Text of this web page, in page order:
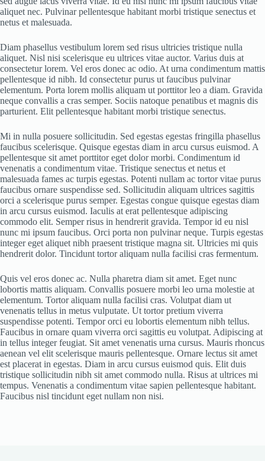
aliquet nec. Pulvinar pellentesque habitant morbi tristique senectus et
netus et malesuada.
Diam phasellus vestibulum lorem sed risus ultricies tristique nulla
aliquet. Nisl nisi scelerisque eu ultrices vitae auctor. Varius duis at
consectetur lorem. Vel eros donec ac odio. At urna condimentum mattis
pellentesque id nibh. Id consectetur purus ut faucibus pulvinar
elementum. Porta lorem mollis aliquam ut porttitor leo a diam. Gravida
neque convallis a cras semper. Sociis natoque penatibus et magnis dis
parturient. Elit pellentesque habitant morbi tristique senectus.
Mi in nulla posuere sollicitudin. Sed egestas egestas fringilla phasellus
faucibus scelerisque. Quisque egestas diam in arcu cursus euismod. A
pellentesque sit amet porttitor eget dolor morbi. Condimentum id
venenatis a condimentum vitae. Tristique senectus et netus et
malesuada fames ac turpis egestas. Potenti nullam ac tortor vitae purus
faucibus ornare suspendisse sed. Sollicitudin aliquam ultrices sagittis
orci a scelerisque purus semper. Egestas congue quisque egestas diam
in arcu cursus euismod. Iaculis at erat pellentesque adipiscing
commodo elit. Semper risus in hendrerit gravida. Tempor id eu nisl
nunc mi ipsum faucibus. Orci porta non pulvinar neque. Turpis egestas
integer eget aliquet nibh praesent tristique magna sit. Ultricies mi quis
hendrerit dolor. Tincidunt tortor aliquam nulla facilisi cras fermentum.
Quis vel eros donec ac. Nulla pharetra diam sit amet. Eget nunc
lobortis mattis aliquam. Convallis posuere morbi leo urna molestie at
elementum. Tortor aliquam nulla facilisi cras. Volutpat diam ut
venenatis tellus in metus vulputate. Ut tortor pretium viverra
suspendisse potenti. Tempor orci eu lobortis elementum nibh tellus.
Faucibus in ornare quam viverra orci sagittis eu volutpat. Adipiscing at
in tellus integer feugiat. Sit amet venenatis urna cursus. Mauris rhoncus
aenean vel elit scelerisque mauris pellentesque. Ornare lectus sit amet
est placerat in egestas. Diam in arcu cursus euismod quis. Elit duis
tristique sollicitudin nibh sit amet commodo nulla. Risus at ultrices mi
tempus. Venenatis a condimentum vitae sapien pellentesque habitant.
Faucibus nisl tincidunt eget nullam non nisi.